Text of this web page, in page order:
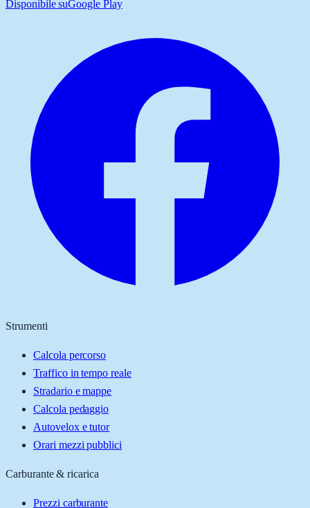
Disponibile suGoogle Play
Strumenti
Calcola percorso
Traffico in tempo reale
Stradario e mappe
Calcola pedaggio
Autovelox e tutor
Orari mezzi pubblici
Carburante & ricarica
Prezzi carburante